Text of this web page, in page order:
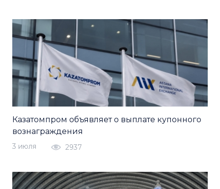
Казатомпром объявляет о выплате купонного
вознаграждения
3 июля 2937